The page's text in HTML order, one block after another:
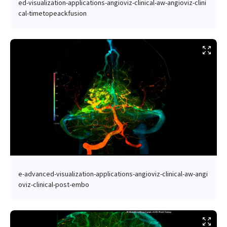
ed-visualization-applications-angioviz-clinical-aw-angioviz-clini
cal-timetopeackfusion
e-advanced-visualization-applications-angioviz-clinical-aw-angi
oviz-clinical-post-embo